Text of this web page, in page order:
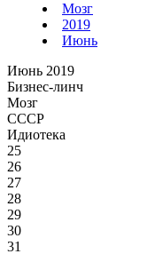
Мозг
2019
Июнь
Июнь 2019
Бизнес-линч
Мозг
СССР
Идиотека
25
26
27
28
29
30
31